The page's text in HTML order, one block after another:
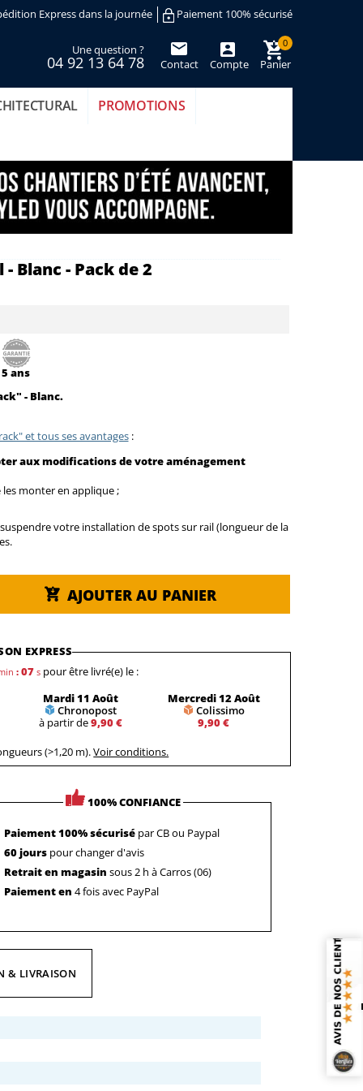
Express dans la journée Paiement 100% sécurisé
Panier
0
Compte
Contact
Une question ?
04 92 13 64 78
PROMOTIONS
Blanc - Pack de 2
5 ans
- Blanc.
et tous ses avantages:
aux modifications de votre aménagement
monter en applique ;
votre installation de spots sur rail (longueur de la
AJOUTER AU PANIER
EXPRESS
: 06 s pour être livré(e) le :
Mardi 11 Août
Chronopost
à partir de9,90 €
Mercredi 12 Août
Colissimo
9,90 €
(>1,20 m).Voir conditions.
100% CONFIANCE
Paiement 100% sécurisépar CB ou Paypal
60 jourspour changer d'avis
Retrait en magasin sous 2 h à Carros (06)
Paiement en 4 fois avec PayPal
& LIVRAISON